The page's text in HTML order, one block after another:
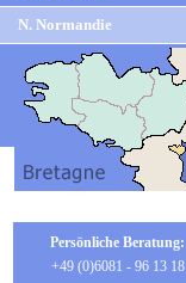
N. Normandie
Persönliche Beratung:
+49 (0)6081 - 96 13 18